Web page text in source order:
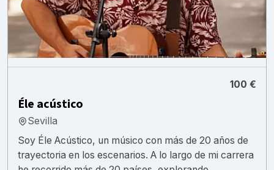
100 €
Éle acústico
Sevilla
Soy Éle Acústico, un músico con más de 20 años de
trayectoria en los escenarios. A lo largo de mi carrera